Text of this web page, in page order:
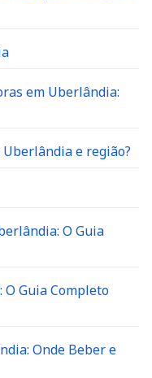
em Uberlândia:
e região?
O Guia
Guia Completo
Onde Beber e